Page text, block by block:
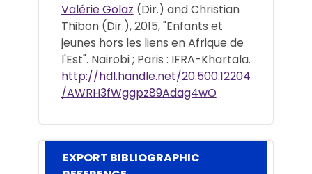
Valérie Golaz (Dir.) and Christian
Thibon (Dir.), 2015, "Enfants et
jeunes hors les liens en Afrique de
l'Est". Nairobi ; Paris : IFRA-Khartala.
http://hdl.handle.net/20.500.12204
/AWRH3fWggpz89Adag4wO
EXPORT BIBLIOGRAPHIC